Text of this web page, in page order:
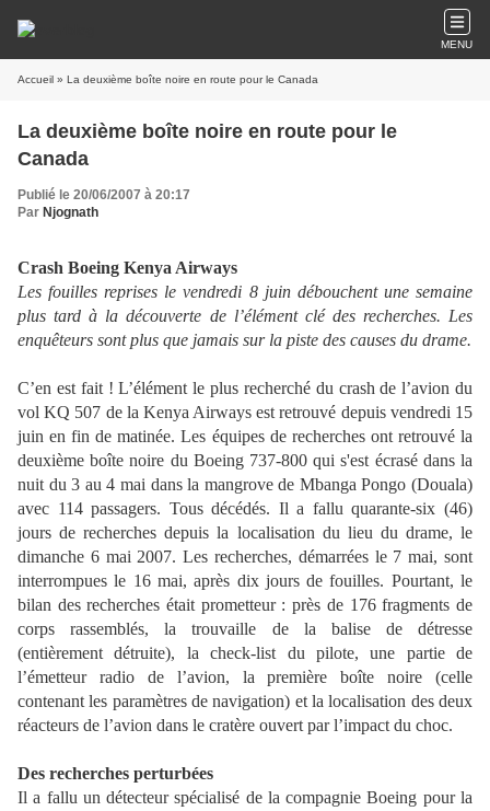
MENU
Accueil » La deuxième boîte noire en route pour le Canada
La deuxième boîte noire en route pour le
Canada
Publié le 20/06/2007 à 20:17
Par Njognath
Crash Boeing Kenya Airways
Les fouilles reprises le vendredi 8 juin débouchent une semaine
plus tard à la découverte de l’élément clé des recherches. Les
enquêteurs sont plus que jamais sur la piste des causes du drame.
C’en est fait ! L’élément le plus recherché du crash de l’avion du
vol KQ 507 de la Kenya Airways est retrouvé depuis vendredi 15
juin en fin de matinée. Les équipes de recherches ont retrouvé la
deuxième boîte noire du Boeing 737-800 qui s'est écrasé dans la
nuit du 3 au 4 mai dans la mangrove de Mbanga Pongo (Douala)
avec 114 passagers. Tous décédés. Il a fallu quarante-six (46)
jours de recherches depuis la localisation du lieu du drame, le
dimanche 6 mai 2007. Les recherches, démarrées le 7 mai, sont
interrompues le 16 mai, après dix jours de fouilles. Pourtant, le
bilan des recherches était prometteur : près de 176 fragments de
corps rassemblés, la trouvaille de la balise de détresse
(entièrement détruite), la check-list du pilote, une partie de
l’émetteur radio de l’avion, la première boîte noire (celle
contenant les paramètres de navigation) et la localisation des deux
réacteurs de l’avion dans le cratère ouvert par l’impact du choc.
Des recherches perturbées
Il a fallu un détecteur spécialisé de la compagnie Boeing pour la